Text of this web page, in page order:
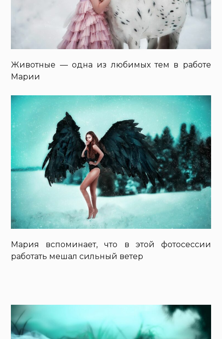
Животные — одна из любимых тем в работе
Марии
Мария вспоминает, что в этой фотосессии
работать мешал сильный ветер